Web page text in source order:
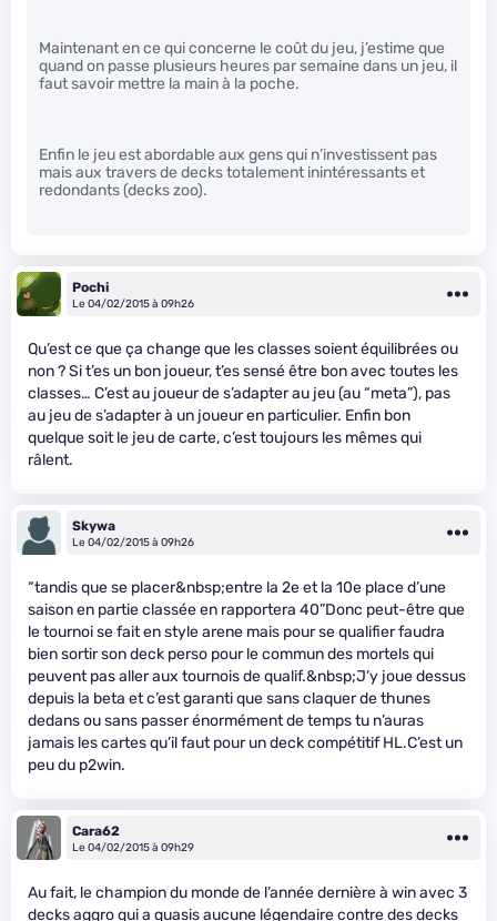
Maintenant en ce qui concerne le coût du jeu, j’estime que
quand on passe plusieurs heures par semaine dans un jeu, il
faut savoir mettre la main à la poche.
Enfin le jeu est abordable aux gens qui n’investissent pas
mais aux travers de decks totalement inintéressants et
redondants (decks zoo).
Pochi
Le 04/02/2015 à 09h26
Qu’est ce que ça change que les classes soient équilibrées ou
non ? Si t’es un bon joueur, t’es sensé être bon avec toutes les
classes… C’est au joueur de s’adapter au jeu (au “meta”), pas
au jeu de s’adapter à un joueur en particulier. Enfin bon
quelque soit le jeu de carte, c’est toujours les mêmes qui
râlent.
Skywa
Le 04/02/2015 à 09h26
“tandis que se placer&nbsp;entre la 2e et la 10e place d’une
saison en partie classée en rapportera 40”Donc peut-être que
le tournoi se fait en style arene mais pour se qualifier faudra
bien sortir son deck perso pour le commun des mortels qui
peuvent pas aller aux tournois de qualif.&nbsp;J’y joue dessus
depuis la beta et c’est garanti que sans claquer de thunes
dedans ou sans passer énormément de temps tu n’auras
jamais les cartes qu’il faut pour un deck compétitif HL.C’est un
peu du p2win.
Cara62
Le 04/02/2015 à 09h29
Au fait, le champion du monde de l’année dernière à win avec 3
decks aggro qui a quasis aucune légendaire contre des decks